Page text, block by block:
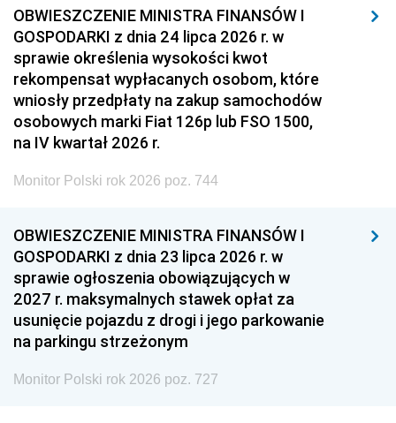
OBWIESZCZENIE MINISTRA FINANSÓW I
GOSPODARKI z dnia 24 lipca 2026 r. w
sprawie określenia wysokości kwot
rekompensat wypłacanych osobom, które
wniosły przedpłaty na zakup samochodów
osobowych marki Fiat 126p lub FSO 1500,
na IV kwartał 2026 r.
Monitor Polski rok 2026 poz. 744
OBWIESZCZENIE MINISTRA FINANSÓW I
GOSPODARKI z dnia 23 lipca 2026 r. w
sprawie ogłoszenia obowiązujących w
2027 r. maksymalnych stawek opłat za
usunięcie pojazdu z drogi i jego parkowanie
na parkingu strzeżonym
Monitor Polski rok 2026 poz. 727